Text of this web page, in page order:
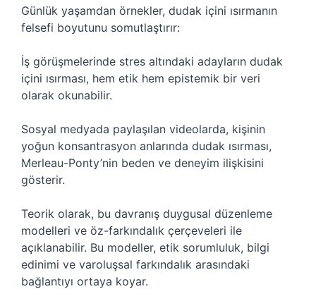
Günlük yaşamdan örnekler, dudak içini ısırmanın
felsefi boyutunu somutlaştırır:
İş görüşmelerinde stres altındaki adayların dudak
içini ısırması, hem etik hem epistemik bir veri
olarak okunabilir.
Sosyal medyada paylaşılan videolarda, kişinin
yoğun konsantrasyon anlarında dudak ısırması,
Merleau-Ponty’nin beden ve deneyim ilişkisini
gösterir.
Teorik olarak, bu davranış duygusal düzenleme
modelleri ve öz-farkındalık çerçeveleri ile
açıklanabilir. Bu modeller, etik sorumluluk, bilgi
edinimi ve varoluşsal farkındalık arasındaki
bağlantıyı ortaya koyar.